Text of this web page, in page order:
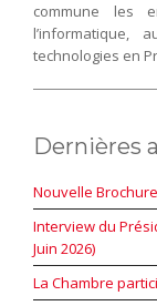
commune les
l’informatique,
technologies en
Dernières
Nouvelle
Interview du
Juin 2026)
La Chambre